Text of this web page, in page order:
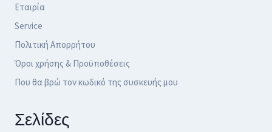
Εταιρία
Service
Πολιτική Απορρήτου
Όροι χρήσης & Προϋποθέσεις
Που θα βρώ τον κωδικό της συσκευής μου
Σελίδες